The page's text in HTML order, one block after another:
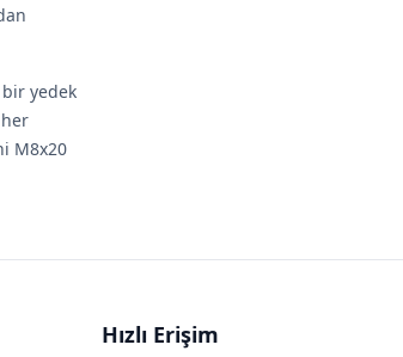
bir yedek
M8x20
Hızlı Erişim